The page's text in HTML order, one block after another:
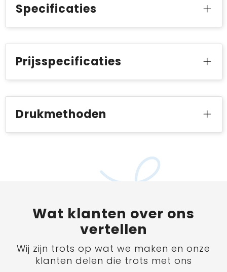
Specificaties
Prijsspecificaties
Drukmethoden
Wat klanten over ons
vertellen
Wij zijn trots op wat we maken en onze
klanten delen die trots met ons